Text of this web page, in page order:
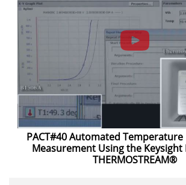
PACT#40 Automated
Measurement Using the Keysight
THERMOSTREAM®